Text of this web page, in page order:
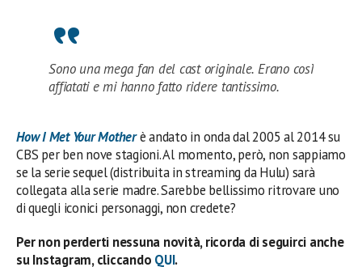
Sono una mega fan del cast originale. Erano così
affiatati e mi hanno fatto ridere tantissimo.
How I Met Your Motherè andato in onda dal 2005 al 2014 su
CBS per ben nove stagioni. Al momento, però, non sappiamo
se la serie sequel (distribuita in streaming da Hulu) sarà
collegata alla serie madre. Sarebbe bellissimo ritrovare uno
di quegli iconici personaggi, non credete?
Per non perderti nessuna novità, ricorda di seguirci anche
su Instagram, cliccando QUI.